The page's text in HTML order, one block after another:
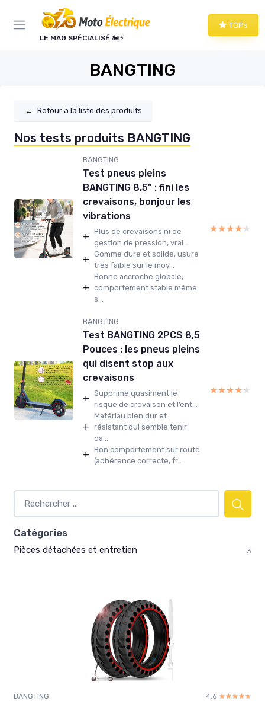
LE MAG SPÉCIALISÉ 🏍️⚡
TOPs
BANGTING
← Retour à la liste des produits
Nos tests produits BANGTING
BANGTING
Test pneus pleins
BANGTING 8,5" : fini les
crevaisons, bonjour les
vibrations
+ Plus de crevaisons ni de
gestion de pression, vrai...
+ Gomme dure et solide, usure
très faible sur le moy...
+
Bonne accroche globale,
comportement stable même
s...
★★★★★
★★★★★
BANGTING
Test BANGTING 2PCS 8,5
Pouces : les pneus pleins
qui disent stop aux
crevaisons
+ Supprime quasiment le
risque de crevaison et l’ent...
+
Matériau bien dur et
résistant qui semble tenir
da...
+ Bon comportement sur route
(adhérence correcte, fr...
★★★★★
★★★★★
Catégories
Pièces détachées et entretien 3
BANGTING 4.6 ☆☆☆☆☆
★★★★★
Panneau de gestion des cookies